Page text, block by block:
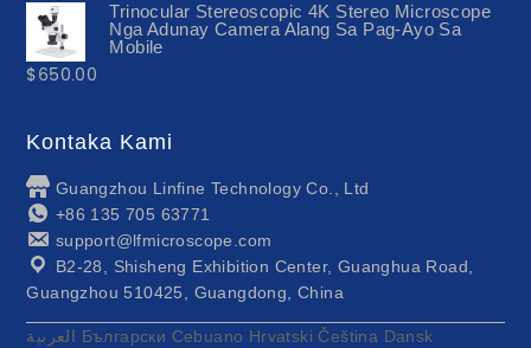
Trinocular Stereoscopic 4K Stereo Microscope
Nga Adunay Camera Alang Sa Pag-Ayo Sa
Mobile
$650.00
Kontaka Kami
Guangzhou Linfine Technology Co., Ltd
+86 135 705 63771
support@lfmicroscope.com
B2-28, Shisheng Exhibition Center, Guanghua Road,
Guangzhou 510425, Guangdong, China
العربية Български Cebuano Hrvatski Čeština Dansk